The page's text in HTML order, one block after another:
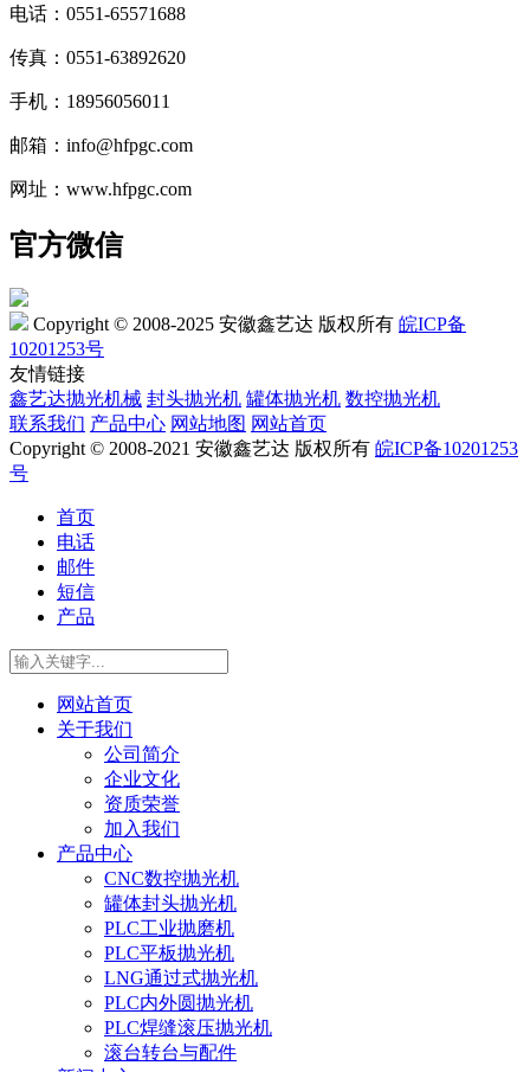
电话：0551-65571688
传真：0551-63892620
手机：18956056011
邮箱：info@hfpgc.com
网址：www.hfpgc.com
官方微信
Copyright © 2008-2025 安徽鑫艺达 版权所有 皖ICP备
10201253号
友情链接
鑫艺达抛光机械 封头抛光机 罐体抛光机 数控抛光机
联系我们 产品中心 网站地图 网站首页
Copyright © 2008-2021 安徽鑫艺达 版权所有 皖ICP备10201253
号
首页
电话
邮件
短信
产品
网站首页
关于我们
公司简介
企业文化
资质荣誉
加入我们
产品中心
CNC数控抛光机
罐体封头抛光机
PLC工业抛磨机
PLC平板抛光机
LNG通过式抛光机
PLC内外圆抛光机
PLC焊缝滚压抛光机
滚台转台与配件